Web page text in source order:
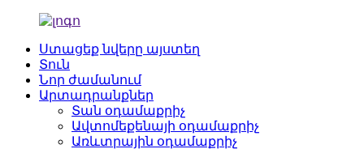
Ստացեք նվերը այստեղ
Տուն
Նոր ժամանում
Արտադրանքներ
Տան օդամաքրիչ
Ավտոմեքենայի օդամաքրիչ
Առևտրային օդամաքրիչ